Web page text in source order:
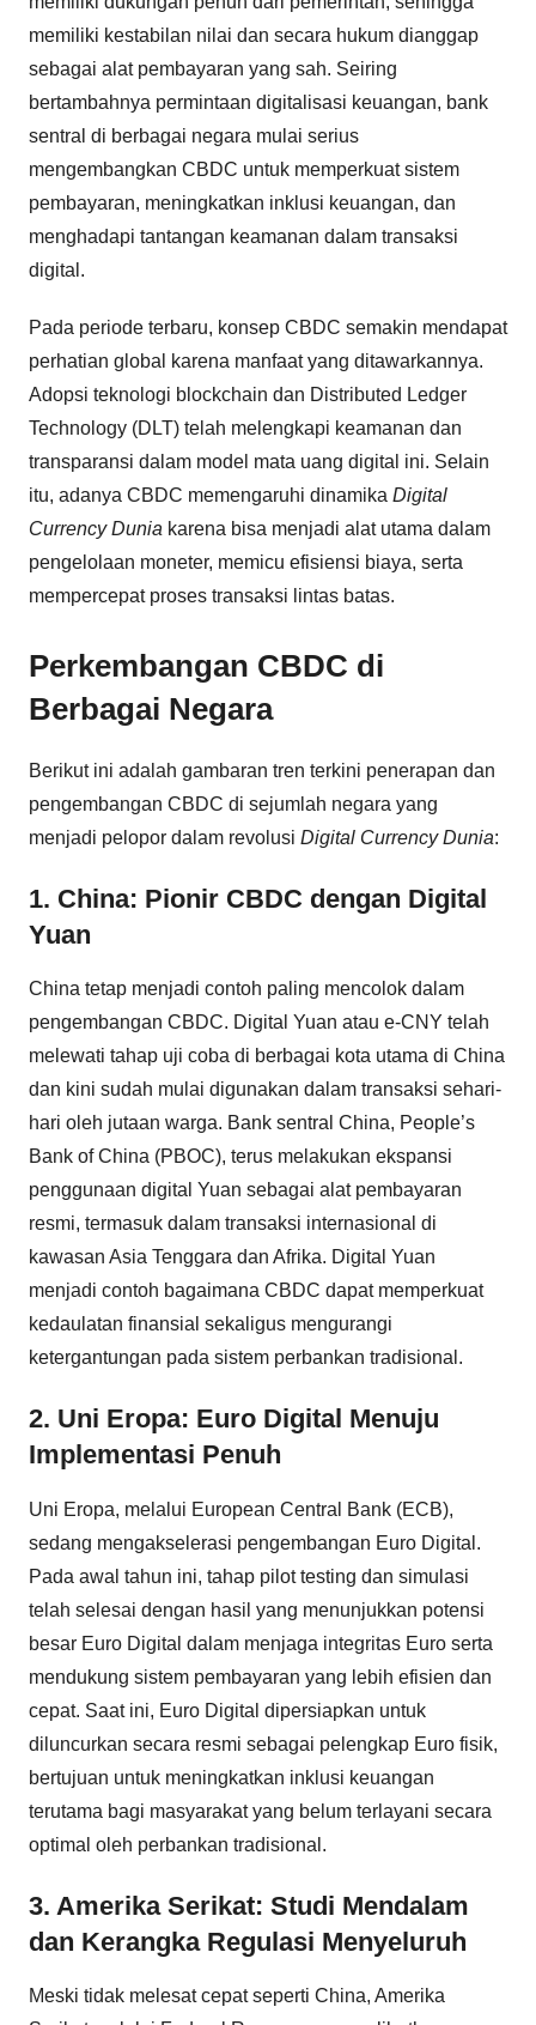
memiliki kestabilan nilai dan secara hukum dianggap
sebagai alat pembayaran yang sah. Seiring
bertambahnya permintaan digitalisasi keuangan, bank
sentral di berbagai negara mulai serius
mengembangkan CBDC untuk memperkuat sistem
pembayaran, meningkatkan inklusi keuangan, dan
menghadapi tantangan keamanan dalam transaksi
digital.
Pada periode terbaru, konsep CBDC semakin mendapat
perhatian global karena manfaat yang ditawarkannya.
Adopsi teknologi blockchain dan Distributed Ledger
Technology (DLT) telah melengkapi keamanan dan
transparansi dalam model mata uang digital ini. Selain
itu, adanya CBDC memengaruhi dinamika Digital
Currency Dunia karena bisa menjadi alat utama dalam
pengelolaan moneter, memicu efisiensi biaya, serta
mempercepat proses transaksi lintas batas.
Perkembangan CBDC di
Berbagai Negara
Berikut ini adalah gambaran tren terkini penerapan dan
pengembangan CBDC di sejumlah negara yang
menjadi pelopor dalam revolusi Digital Currency Dunia:
1. China: Pionir CBDC dengan Digital
Yuan
China tetap menjadi contoh paling mencolok dalam
pengembangan CBDC. Digital Yuan atau e-CNY telah
melewati tahap uji coba di berbagai kota utama di China
dan kini sudah mulai digunakan dalam transaksi sehari-
hari oleh jutaan warga. Bank sentral China, People’s
Bank of China (PBOC), terus melakukan ekspansi
penggunaan digital Yuan sebagai alat pembayaran
resmi, termasuk dalam transaksi internasional di
kawasan Asia Tenggara dan Afrika. Digital Yuan
menjadi contoh bagaimana CBDC dapat memperkuat
kedaulatan finansial sekaligus mengurangi
ketergantungan pada sistem perbankan tradisional.
2. Uni Eropa: Euro Digital Menuju
Implementasi Penuh
Uni Eropa, melalui European Central Bank (ECB),
sedang mengakselerasi pengembangan Euro Digital.
Pada awal tahun ini, tahap pilot testing dan simulasi
telah selesai dengan hasil yang menunjukkan potensi
besar Euro Digital dalam menjaga integritas Euro serta
mendukung sistem pembayaran yang lebih efisien dan
cepat. Saat ini, Euro Digital dipersiapkan untuk
diluncurkan secara resmi sebagai pelengkap Euro fisik,
bertujuan untuk meningkatkan inklusi keuangan
terutama bagi masyarakat yang belum terlayani secara
optimal oleh perbankan tradisional.
3. Amerika Serikat: Studi Mendalam
dan Kerangka Regulasi Menyeluruh
Meski tidak melesat cepat seperti China, Amerika